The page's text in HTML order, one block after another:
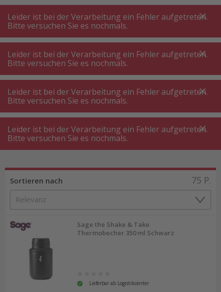
A +++
A+++
A +++
A+++
MyPost
MyPost
MENÜ SUCHE
Geschirr ⋅ Besteck
Trinkflasche ⋅ Thermosflasche ⋅ Shaker
Trinkflasche ⋅ Thermosflasche ⋅ Shaker
Produktfilter
75 P.
Sortieren nach
Sage the Shake & Take
Thermobecher 350 ml Schwarz
Lieferbar ab Logistikcenter
Leider ist bei der Verarbeitung ein Fehler aufgetreten.
Bitte versuchen Sie es nochmals.
Leider ist bei der Verarbeitung ein Fehler aufgetreten.
Bitte versuchen Sie es nochmals.
Leider ist bei der Verarbeitung ein Fehler aufgetreten.
Bitte versuchen Sie es nochmals.
Leider ist bei der Verarbeitung ein Fehler aufgetreten.
Bitte versuchen Sie es nochmals.